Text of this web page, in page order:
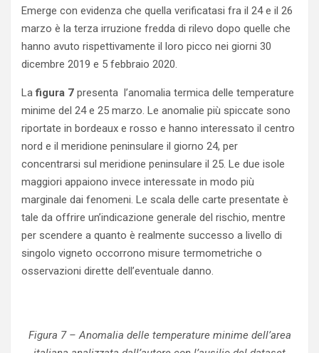
Emerge con evidenza che quella verificatasi fra il 24 e il 26
marzo è la terza irruzione fredda di rilevo dopo quelle che
hanno avuto rispettivamente il loro picco nei giorni 30
dicembre 2019 e 5 febbraio 2020.
Lafigura 7 presenta l’anomalia termica delle temperature
minime del 24 e 25 marzo. Le anomalie più spiccate sono
riportate in bordeaux e rosso e hanno interessato il centro
nord e il meridione peninsulare il giorno 24, per
concentrarsi sul meridione peninsulare il 25. Le due isole
maggiori appaiono invece interessate in modo più
marginale dai fenomeni. Le scala delle carte presentate è
tale da offrire un’indicazione generale del rischio, mentre
per scendere a quanto è realmente successo a livello di
singolo vigneto occorrono misure termometriche o
osservazioni dirette dell’eventuale danno.
Figura 7 – Anomalia delle temperature minime dell’area